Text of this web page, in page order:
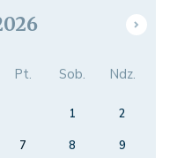
Pt. Sob. Ndz.
1
2
7 8
9